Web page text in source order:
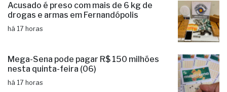
Acusado é preso com mais de 6 kg de
drogas e armas em Fernandópolis
há 17 horas
Mega-Sena pode pagar R$ 150 milhões
nesta quinta-feira (06)
há 17 horas